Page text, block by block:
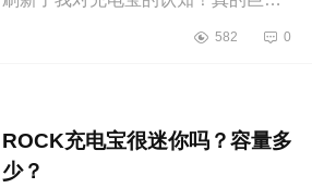
牌：rock10000毫安迷你充电宝，没
582 0
ROCK充电宝很迷你吗？容量多
少？